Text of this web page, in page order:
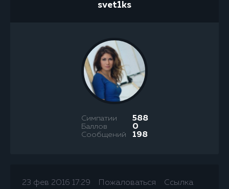
svet1ks
Симпатии 588
Баллов 0
Сообщений 198
23 фев 2016 17:29 Пожаловаться Ссылка